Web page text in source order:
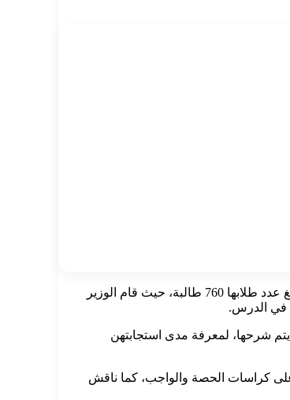
وعقب ذلك، توجه السيد الوزير محمد عبد اللطيف والحضور المرافقين ،لتفقد مدرسة أسوان الثانوية بنات، والتي تضم أيضًا مدرسة إعدادية ملحقة بها، ويبلغ عدد طلابها 760 طالبة، حيث قام الوزير
في الدرس.
يتم شرحها، لمعرفة مدى استجابتهن
على كراسات الحصة والواجب، كما ناقش